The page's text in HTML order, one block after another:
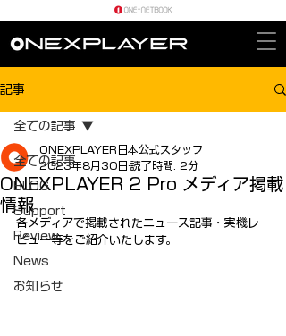
記事
全ての記事
BLOG
Support
Review
News
お知らせ
全ての記事
ONEXPLAYER 2 Pro メディア掲載
情報
ONEXPLAYER日本公式スタッフ
2023年8月30日 読了時間: 2分
各メディアで掲載されたニュース記事・実機レ
ビュー等をご紹介いたします。